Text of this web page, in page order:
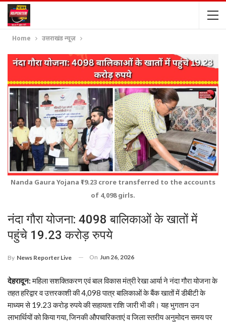
Home उत्तराखंड न्यूज़
Nanda Gaura Yojana ₹19.23 crore transferred to the accounts
of 4,098 girls.
नंदा गौरा योजना: 4098 बालिकाओं के खातों में
पहुंचे 19.23 करोड़ रुपये
By News Reporter Live On Jun 26, 2026
देहरादून:महिला सशक्तिकरण एवं बाल विकास मंत्री रेखा आर्या ने नंदा गौरा योजना के
तहत हरिद्वार व उत्तरकाशी की 4,098 पात्र बालिकाओं के बैंक खातों में डीबीटी के
माध्यम से 19.23 करोड़ रुपये की सहायता राशि जारी भी की। यह भुगतान उन
लाभार्थियों को किया गया, जिनकी औपचारिकताएं व जिला स्तरीय अनुमोदन समय पर